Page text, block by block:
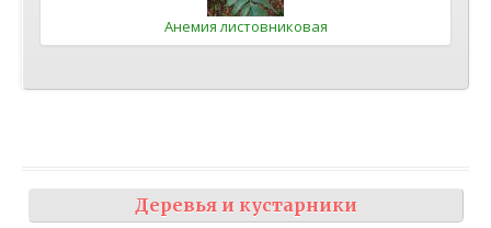
Анемия листовниковая
Деревья и кустарники